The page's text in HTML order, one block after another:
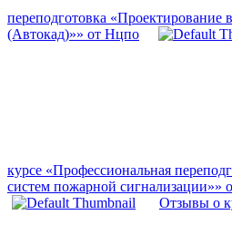
переподготовка «Проектирование
(Автокад)»» от Нцпо
курсе «Профессиональная
систем пожарной сигнализации»»
Отзывы о